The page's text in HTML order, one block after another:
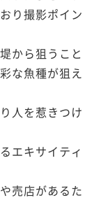
り撮影ポイン
から狙うこと
な魚種が狙え
人を惹きつけ
エキサイティ
売店があるた